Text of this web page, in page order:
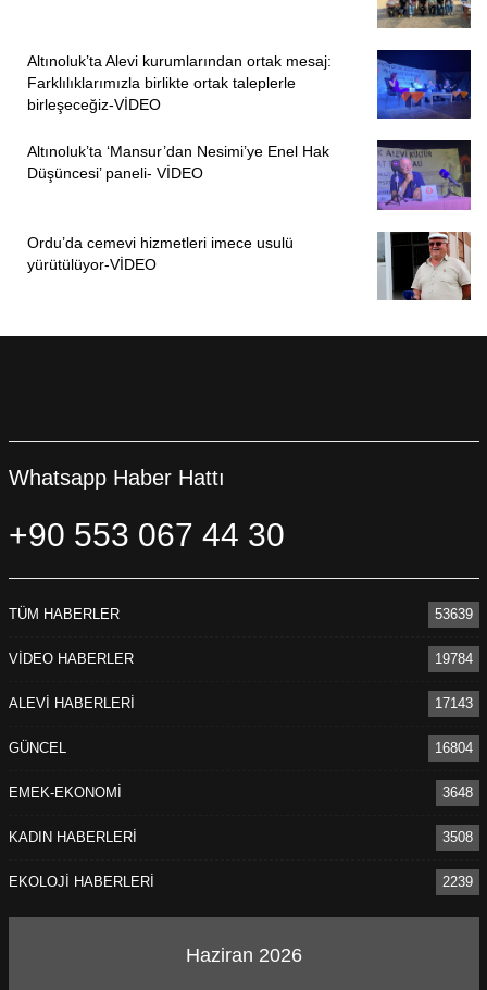
Altınoluk’ta Alevi kurumlarından ortak mesaj:
Farklılıklarımızla birlikte ortak taleplerle
birleşeceğiz-VİDEO
Altınoluk’ta ‘Mansur’dan Nesimi’ye Enel Hak
Düşüncesi’ paneli- VİDEO
Ordu’da cemevi hizmetleri imece usulü
yürütülüyor-VİDEO
Whatsapp Haber Hattı
+90 553 067 44 30
TÜM HABERLER 53639
VİDEO HABERLER 19784
ALEVİ HABERLERİ 17143
GÜNCEL 16804
EMEK-EKONOMİ 3648
KADIN HABERLERİ 3508
EKOLOJİ HABERLERİ 2239
Haziran 2026